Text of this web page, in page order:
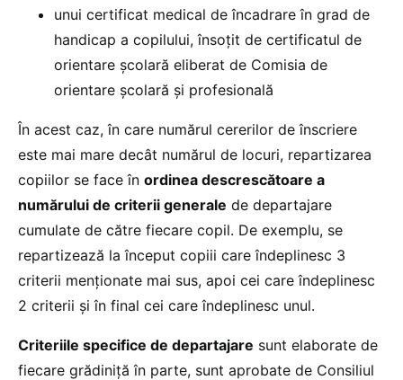
unui certificat medical de încadrare în grad de
handicap a copilului, însoțit de certificatul de
orientare școlară eliberat de Comisia de
orientare școlară și profesională
În acest caz, în care numărul cererilor de înscriere
este mai mare decât numărul de locuri, repartizarea
copiilor se face în ordinea descrescătoare a
numărului de criterii generale de departajare
cumulate de către fiecare copil. De exemplu, se
repartizează la început copiii care îndeplinesc 3
criterii menționate mai sus, apoi cei care îndeplinesc
2 criterii și în final cei care îndeplinesc unul.
Criteriile specifice de departajare sunt elaborate de
fiecare grădiniță în parte, sunt aprobate de Consiliul